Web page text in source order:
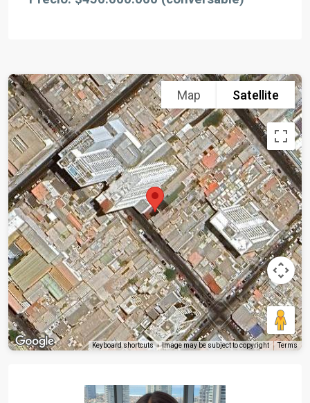
Map Satellite
Keyboard shortcuts Image may be subject to copyright Terms